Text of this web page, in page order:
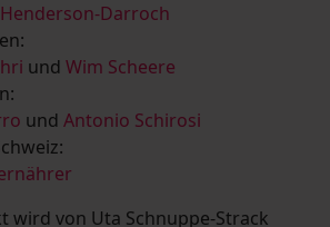
Darroch
und Wim Scheere
und Antonio Schirosi
wird von Uta Schnuppe-Strack